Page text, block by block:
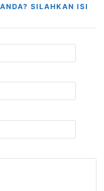
SILAHKAN ISI